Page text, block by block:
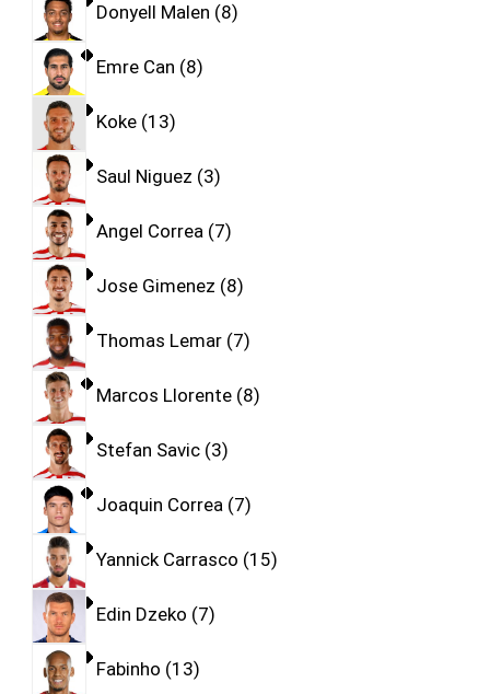
Donyell Malen 8
Emre Can 8
Koke 13
Saul Niguez 3
Angel Correa 7
Jose Gimenez 8
Thomas Lemar 7
Marcos Llorente 8
Stefan Savic 3
Joaquin Correa 7
Yannick Carrasco 15
Edin Dzeko 7
Fabinho 13